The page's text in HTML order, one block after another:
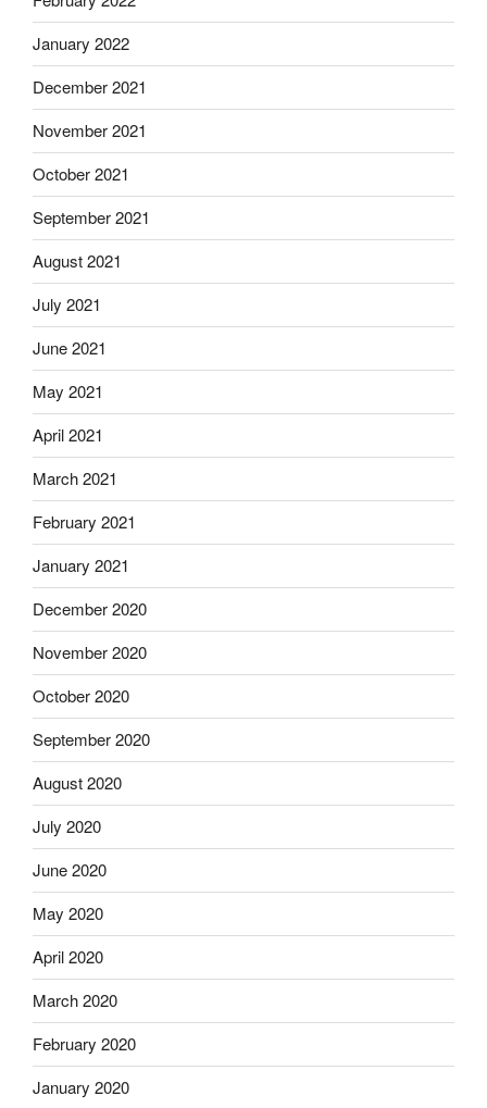
January 2022
December 2021
November 2021
October 2021
September 2021
August 2021
July 2021
June 2021
May 2021
April 2021
March 2021
February 2021
January 2021
December 2020
November 2020
October 2020
September 2020
August 2020
July 2020
June 2020
May 2020
April 2020
March 2020
February 2020
January 2020